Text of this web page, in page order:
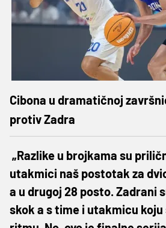
Cibona u dramatičnoj
protiv Zadra
„Razlike u brojkama su
utakmici naš postotak za
a u drugoj 28 posto. Zadrani
skok a s time i utakmicu koju